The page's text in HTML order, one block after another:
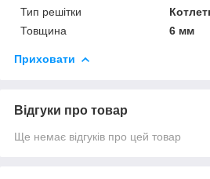
Тип решітки
Товщина
6 мм
Приховати
Відгуки про товар
Ще немає відгуків про цей товар